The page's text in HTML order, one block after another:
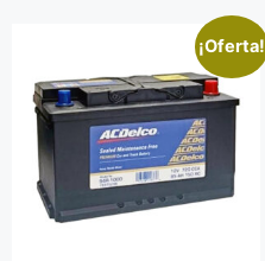
¡Oferta!